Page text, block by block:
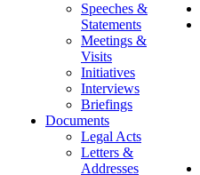
Speeches &
Statements
Meetings &
Visits
Initiatives
Interviews
Briefings
Documents
Legal Acts
Letters &
Addresses